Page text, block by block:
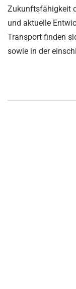
Zukunftsfähigkeit
und aktuelle
Transport finden
sowie in der